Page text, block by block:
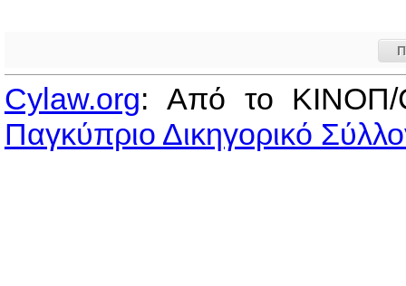
Cylaw.org: Από το
Παγκύπριο Δικηγορικό